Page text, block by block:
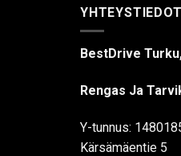
YHTEYSTIEDOT
BestDrive
Rengas Ja
Y-tunnus:
Kärsämäentie 5